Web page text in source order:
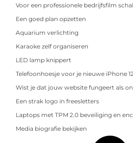
Voor een professionele bedrijfsfilm
Een goed plan opzetten
Aquarium verlichting
Karaoke zelf organiseren
LED lamp knippert
Telefoonhoesje voor je nieuwe iPhone 12
Wist je dat jouw website fungeert als
Een strak logo in freesletters
Laptops met TPM 2.0 beveiliging en
Media biografie bekijken